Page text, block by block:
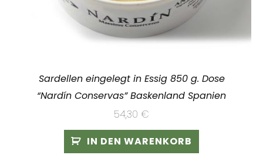
Sardellen eingelegt in Essig 850 g. Dose
“Nardín Conservas” Baskenland Spanien
54,30 €
IN DEN WARENKORB